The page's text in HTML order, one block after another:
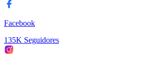
Facebook
135K Seguidores